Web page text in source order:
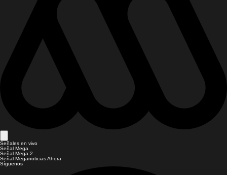
Señales en vivo
Señal Mega
Señal Mega 2
Señal Meganoticias Ahora
Síguenos